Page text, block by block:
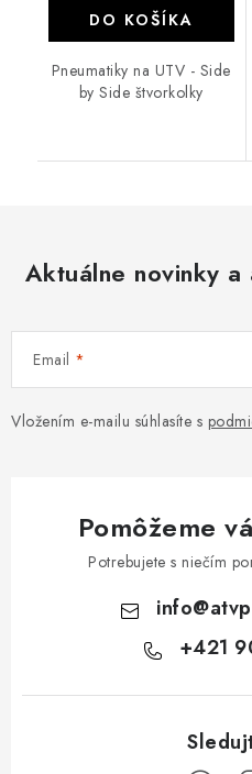
DO KOŠÍKA
Pneumatiky na UTV - Side
by Side štvorkolky
Aktuálne novinky a
Email
Vložením e-mailu súhlasíte s
Pomôžeme
Potrebujete s niečím
info@
+421